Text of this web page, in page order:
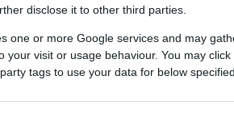
disclose it to other third parties.
one or more Google services and may
your visit or usage behaviour. You may
tags to use your data for below
την ιστορία ενός άντρα
και της ταλαντούχας
από κορυφαίους ληστές–
άνευ προηγουμένου
Η υπόθεση θα είναι